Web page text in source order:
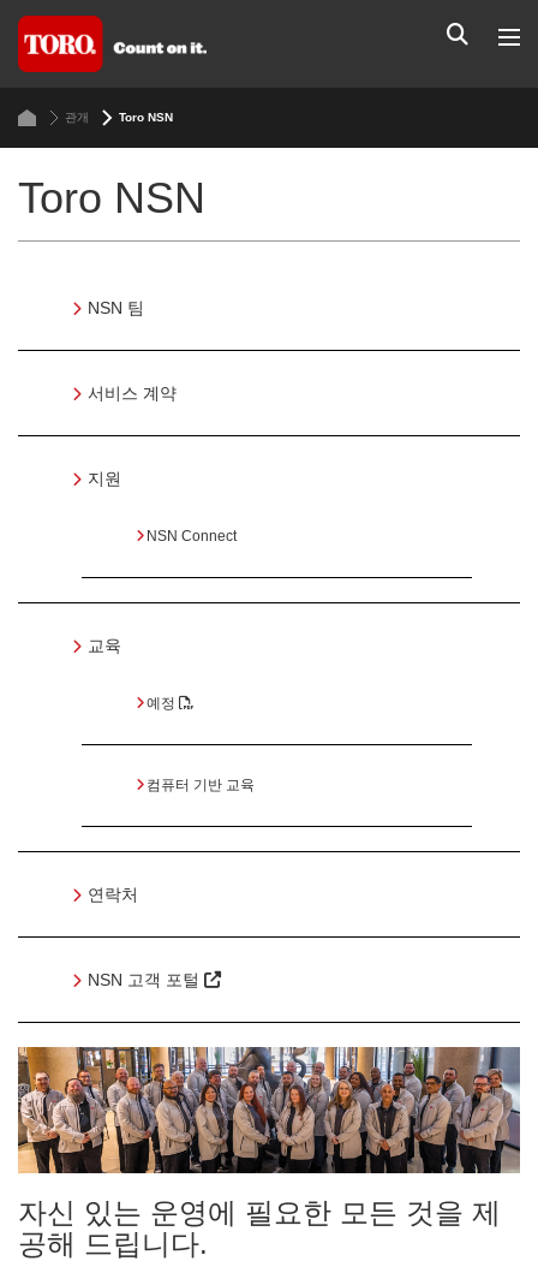
관개 Toro NSN
Toro NSN
NSN 팀
서비스 계약
지원
NSN Connect
교육
예정
컴퓨터 기반 교육
연락처
NSN 고객 포털
자신 있는 운영에 필요한 모든 것을 제
공해 드립니다.